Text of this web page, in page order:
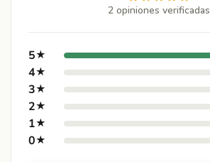
2 opiniones verificadas
5★
4★
3★
2★
1★
0★